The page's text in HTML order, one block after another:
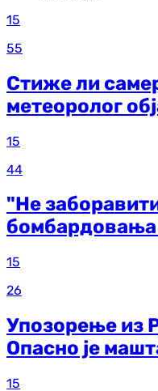
15
55
Стиже ли
метеоролог
15
44
"Не
бомбардовања
15
26
Упозорење из
Опасно је
15